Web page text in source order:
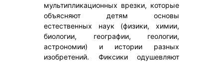
мультипликационных врезки, которые
объясняют детям основы
естественных наук (физики, химии,
биологии, географии, геологии,
астрономии) и истории разных
изобретений. Фиксики одушевляют